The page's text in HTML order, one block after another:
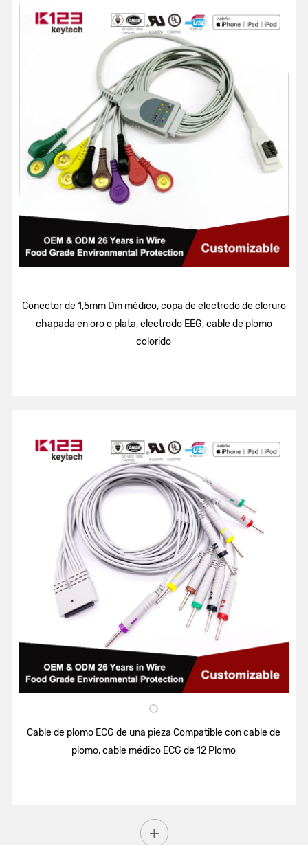
Conector de 1,5mm Din médico, copa de electrodo de cloruro
chapada en oro o plata, electrodo EEG, cable de plomo
colorido
Cable de plomo ECG de una pieza Compatible con cable de
plomo, cable médico ECG de 12 Plomo